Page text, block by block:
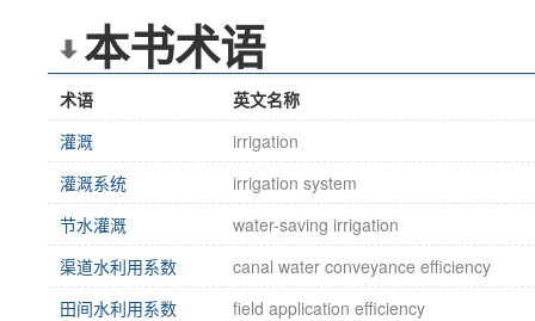
本书术语
术语
英文名称
灌溉
irrigation
灌溉系统
irrigation system
节水灌溉
water-saving irrigation
渠道水利用系数
canal water conveyance efficiency
田间水利用系数
field application efficiency